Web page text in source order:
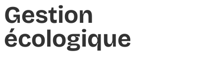
Gestion
écologique